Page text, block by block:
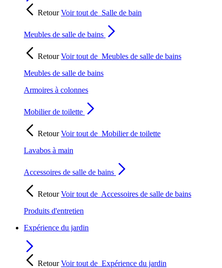
RetourVoir tout de Salle de bain
Meubles de salle de bains
RetourVoir tout de Meubles de salle de bains
Meubles de salle de bains
Armoires à colonnes
Mobilier de toilette
RetourVoir tout de Mobilier de toilette
Lavabos à main
Accessoires de salle de bains
RetourVoir tout de Accessoires de salle de bains
Produits d'entretien
Expérience du jardin
RetourVoir tout de Expérience du jardin